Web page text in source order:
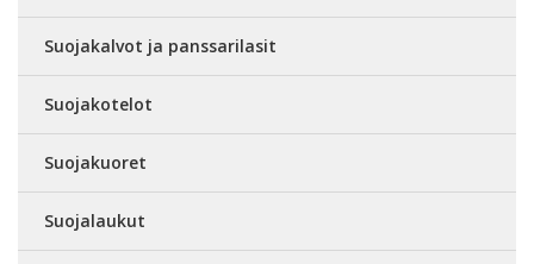
Suojakalvot ja panssarilasit
Suojakotelot
Suojakuoret
Suojalaukut